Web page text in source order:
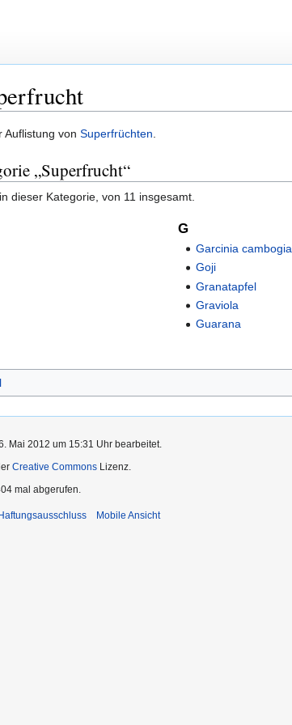
Auflistung von Superfrüchten.
„Superfrucht“
dieser Kategorie, von 11 insgesamt.
G
Garcinia cambogia
Goji
Granatapfel
Graviola
Guarana
Mai 2012 um 15:31 Uhr bearbeitet.
Creative Commons Lizenz.
mal abgerufen.
Haftungsausschluss Mobile Ansicht